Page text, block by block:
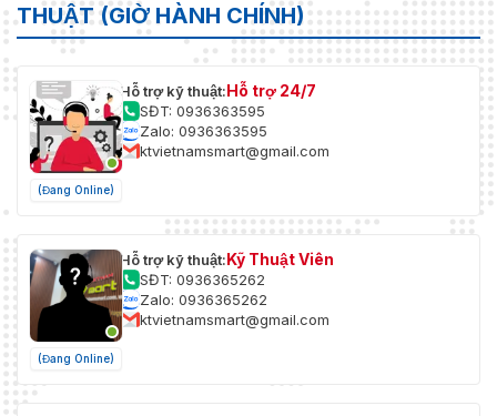
THUẬT (GIỜ HÀNH CHÍNH)
(Đang Online)
Hỗ trợ kỹ thuật:Hỗ trợ 24/7
SĐT: 0936363595
Zalo: 0936363595
ktvietnamsmart@gmail.com
(Đang Online)
Hỗ trợ kỹ thuật:Kỹ Thuật Viên
SĐT: 0936365262
Zalo: 0936365262
ktvietnamsmart@gmail.com